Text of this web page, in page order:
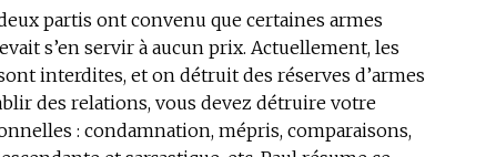
partis ont convenu que certaines armes
s’en servir à aucun prix. Actuellement, les
interdites, et on détruit des réserves d’armes
des relations, vous devez détruire votre
: condamnation, mépris, comparaisons,